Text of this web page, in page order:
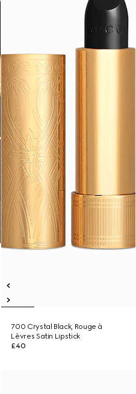
700 Crystal Black, Rouge à
Lèvres Satin Lipstick
£40